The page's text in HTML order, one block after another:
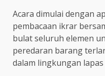
Acara dimulai dengan
pembacaan ikrar
bulat seluruh elemen
peredaran barang
dalam lingkungan